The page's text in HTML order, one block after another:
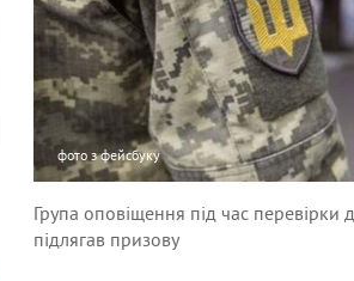
фото з фейсбуку
Група оповіщення під час перевірки
підлягав призову